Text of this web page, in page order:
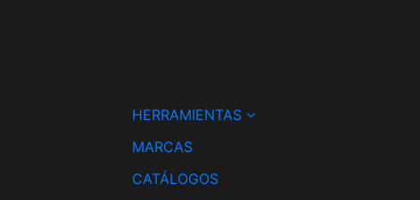
HERRAMIENTAS
MARCAS
CATÁLOGOS